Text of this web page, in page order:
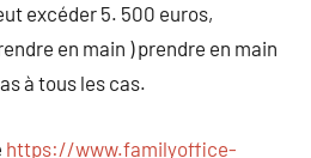
excéder 5. 500 euros,
en main ) prendre en main
à tous les cas.
https://www.familyoffice-